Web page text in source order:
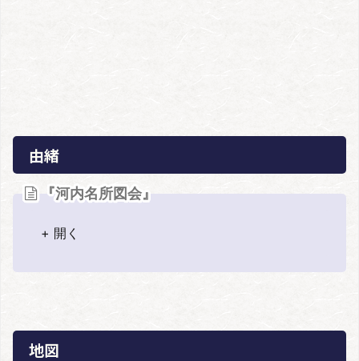
由緒
『河内名所図会』
+ 開く
地図